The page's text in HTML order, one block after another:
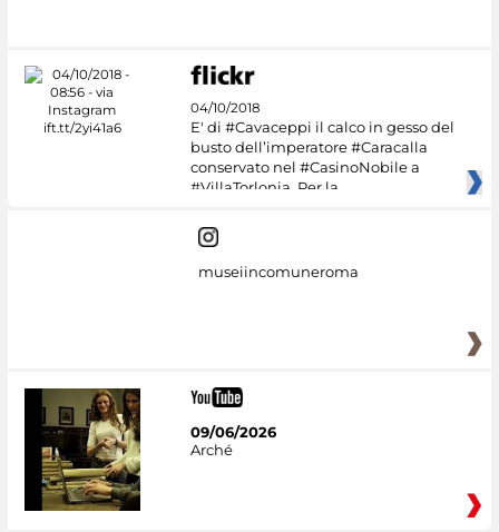
04/10/2018
E' di #Cavaceppi il calco in gesso del
busto dell’imperatore #Caracalla
conservato nel #CasinoNobile a
#VillaTorlonia. Per la
museiincomuneroma
09/06/2026
Arché